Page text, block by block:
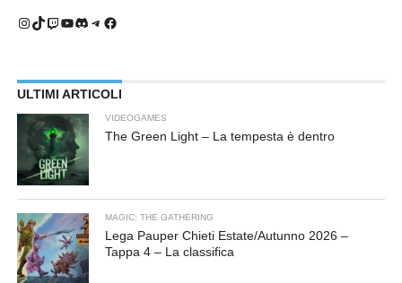
Instagram
TikTok
Twitch
YouTube
Discord
Telegram
Facebook
ULTIMI ARTICOLI
VIDEOGAMES
The Green Light – La tempesta è dentro
MAGIC: THE GATHERING
Lega Pauper Chieti Estate/Autunno 2026 –
Tappa 4 – La classifica